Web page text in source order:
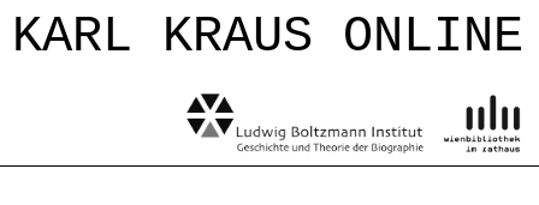
Jump to navigation
KARL KRAUS ONLINE